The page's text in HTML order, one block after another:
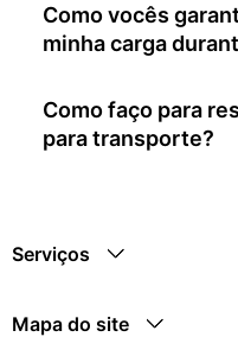
Como vocês
minha carga
Como faço para
para transporte?
Serviços
Mapa do site